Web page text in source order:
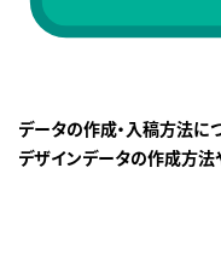
データの作成・入稿方法に
デザインデータの作成方法